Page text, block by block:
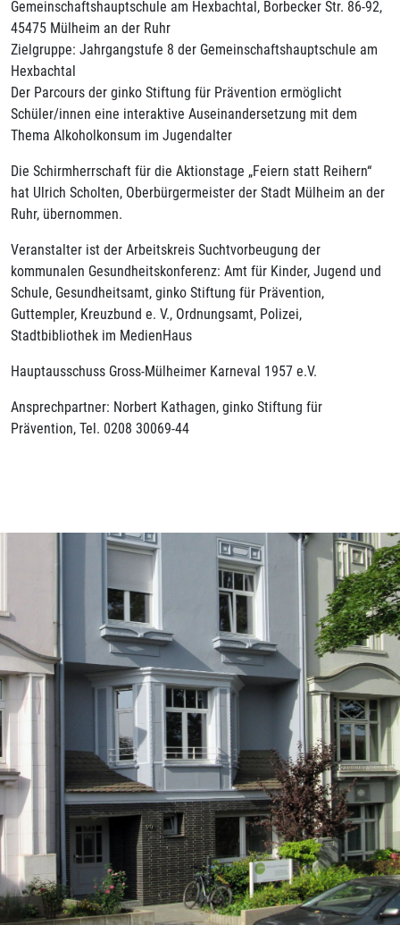
Gemeinschaftshauptschule am Hexbachtal, Borbecker Str. 86-92,
45475 Mülheim an der Ruhr
Zielgruppe: Jahrgangstufe 8 der Gemeinschaftshauptschule am
Hexbachtal
Der Parcours der ginko Stiftung für Prävention ermöglicht
Schüler/innen eine interaktive Auseinandersetzung mit dem
Thema Alkoholkonsum im Jugendalter
Die Schirmherrschaft für die Aktionstage „Feiern statt Reihern“
hat Ulrich Scholten, Oberbürgermeister der Stadt Mülheim an der
Ruhr, übernommen.
Veranstalter ist der Arbeitskreis Suchtvorbeugung der
kommunalen Gesundheitskonferenz: Amt für Kinder, Jugend und
Schule, Gesundheitsamt, ginko Stiftung für Prävention,
Guttempler, Kreuzbund e. V., Ordnungsamt, Polizei,
Stadtbibliothek im MedienHaus
Hauptausschuss Gross-Mülheimer Karneval 1957 e.V.
Ansprechpartner: Norbert Kathagen, ginko Stiftung für
Prävention, Tel. 0208 30069-44